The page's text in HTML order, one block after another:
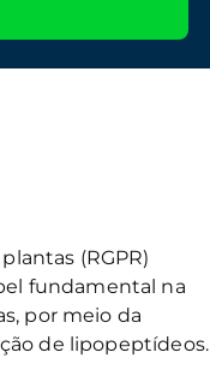
(RGPR)
fundamental na
por meio da
de lipopeptídeos.